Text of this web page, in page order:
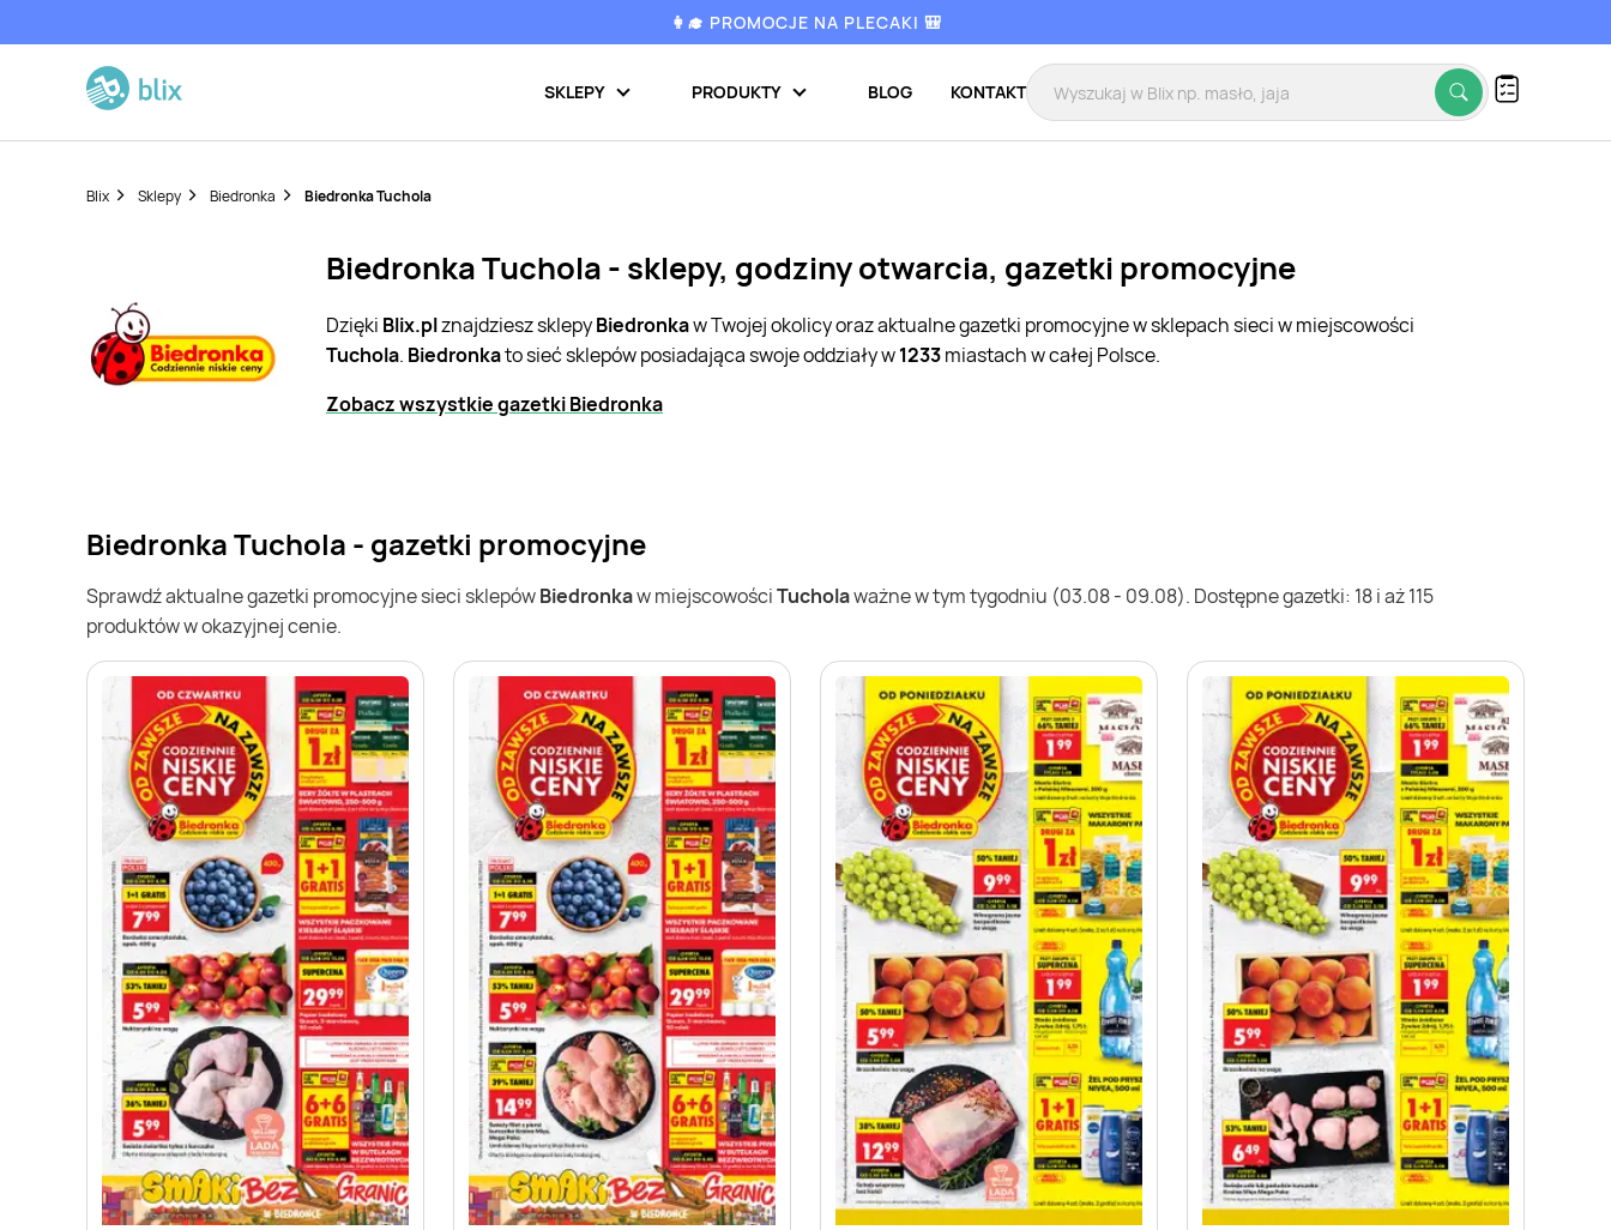
👩‍🎓 PROMOCJE NA PLECAKI 🎒
SKLEPY PRODUKTY BLOG KONTAKT
Blix Sklepy Biedronka Biedronka Tuchola
Biedronka Tuchola - sklepy, godziny otwarcia, gazetki promocyjne
Dzięki Blix.plznajdziesz sklepyBiedronkaw Twojej okolicy oraz aktualne gazetki promocyjne w sklepach sieci w miejscowości
Tuchola. Biedronkato sieć sklepów posiadająca swoje oddziały w1233miastach w całej Polsce.
Zobacz wszystkie gazetki Biedronka
Biedronka Tuchola - gazetki promocyjne
Sprawdź aktualne gazetki promocyjne sieci sklepówBiedronkaw miejscowościTucholaważne w tym tygodniu (03.08 - 09.08). Dostępne gazetki: 18 i aż 115
produktów w okazyjnej cenie.